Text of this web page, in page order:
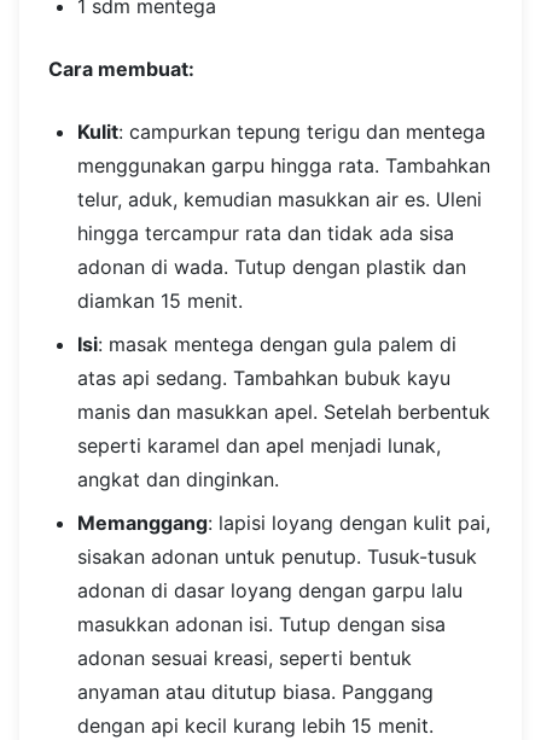
1 sdm mentega
Cara membuat:
Kulit: campurkan tepung terigu dan mentega
menggunakan garpu hingga rata. Tambahkan
telur, aduk, kemudian masukkan air es. Uleni
hingga tercampur rata dan tidak ada sisa
adonan di wada. Tutup dengan plastik dan
diamkan 15 menit.
Isi: masak mentega dengan gula palem di
atas api sedang. Tambahkan bubuk kayu
manis dan masukkan apel. Setelah berbentuk
seperti karamel dan apel menjadi lunak,
angkat dan dinginkan.
Memanggang: lapisi loyang dengan kulit pai,
sisakan adonan untuk penutup. Tusuk-tusuk
adonan di dasar loyang dengan garpu lalu
masukkan adonan isi. Tutup dengan sisa
adonan sesuai kreasi, seperti bentuk
anyaman atau ditutup biasa. Panggang
dengan api kecil kurang lebih 15 menit.